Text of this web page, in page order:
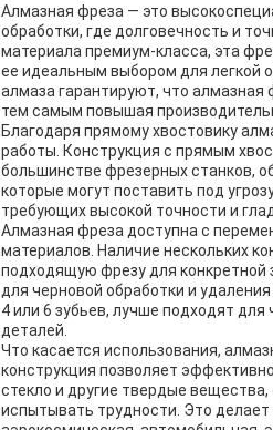
Алмазная фреза — это
обработки, где долговечность и
материала премиум-класса, эта
ее идеальным выбором для легкой
алмаза гарантируют, что алмазная
тем самым повышая
Благодаря прямому хвостовику
работы. Конструкция с прямым
большинстве фрезерных станков,
которые могут поставить под
требующих высокой точности и
Алмазная фреза доступна с
материалов. Наличие нескольких
подходящую фрезу для конкретной
для черновой обработки и
4 или 6 зубьев, лучше подходят
деталей.
Что касается использования,
конструкция позволяет
стекло и другие твердые
испытывать трудности. Это